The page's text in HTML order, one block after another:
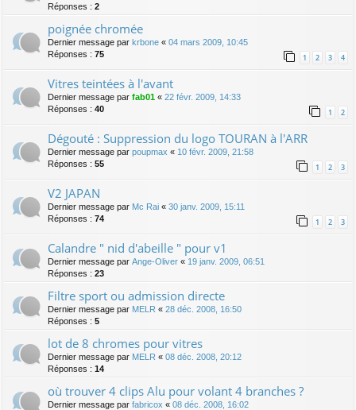
Réponses : 2
poignée chromée
Dernier message par krbone « 04 mars 2009, 10:45
Réponses : 75 1 2 3 4
Vitres teintées à l'avant
Dernier message par fab01 « 22 févr. 2009, 14:33
Réponses : 40 1 2
Dégouté : Suppression du logo TOURAN à l'ARR
Dernier message par poupmax « 10 févr. 2009, 21:58
Réponses : 55 1 2 3
V2 JAPAN
Dernier message par Mc Rai « 30 janv. 2009, 15:11
Réponses : 74 1 2 3
Calandre " nid d'abeille " pour v1
Dernier message par Ange-Oliver « 19 janv. 2009, 06:51
Réponses : 23
Filtre sport ou admission directe
Dernier message par MELR « 28 déc. 2008, 16:50
Réponses : 5
lot de 8 chromes pour vitres
Dernier message par MELR « 08 déc. 2008, 20:12
Réponses : 14
où trouver 4 clips Alu pour volant 4 branches ?
Dernier message par fabricox « 08 déc. 2008, 16:02